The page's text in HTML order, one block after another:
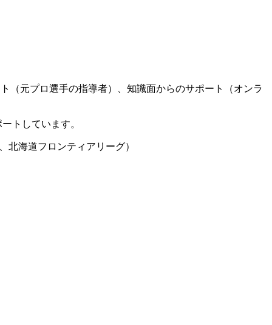
（元プロ選手の指導者）、知識面からのサポート（オンラ
トしています。
海道フロンティアリーグ）